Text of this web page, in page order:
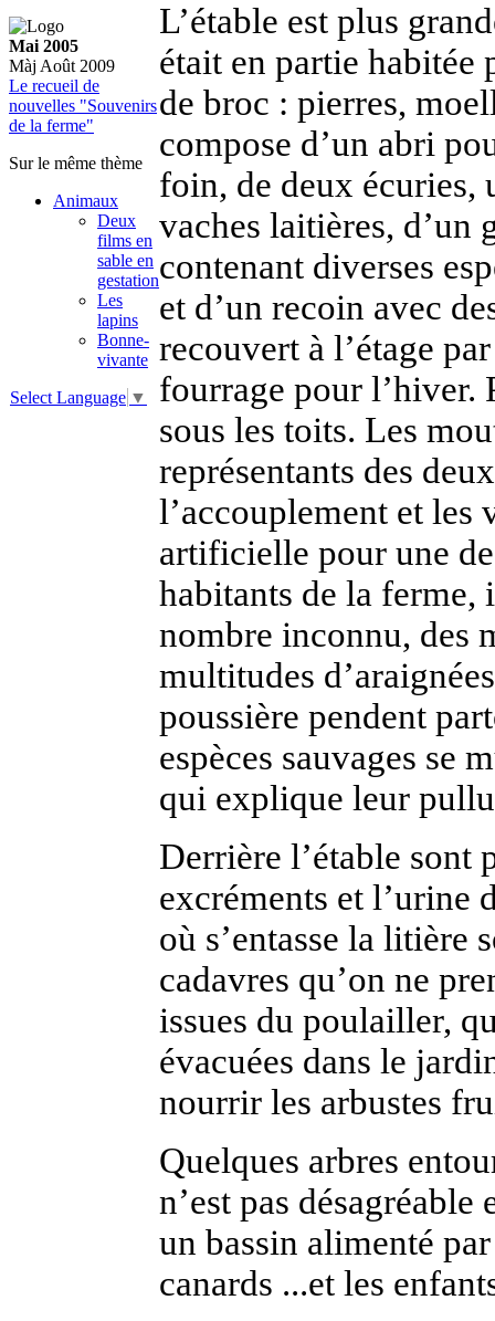
Mai 2005
Màj Août 2009
Le recueil de
nouvelles "Souvenirs
de la ferme"
Sur le même thème
Animaux
Deux
films en
sable en
gestation
Les
lapins
Bonne-
vivante
Select Language ▼
L’étable est plus
était en partie habitée
de broc : pierres,
compose d’un abri
foin, de deux écuries,
vaches laitières, d’un
contenant diverses
et d’un recoin avec
recouvert à l’étage
fourrage pour l’hiver.
sous les toits. Les
représentants des
l’accouplement et les
artificielle pour une
habitants de la ferme,
nombre inconnu, des
multitudes
poussière pendent
espèces sauvages se
qui explique leur
Derrière l’étable sont
excréments et l’urine
où s’entasse la litière
cadavres qu’on ne
issues du poulailler,
évacuées dans le
nourrir les arbustes
Quelques arbres
n’est pas
un bassin alimenté
canards ...et les